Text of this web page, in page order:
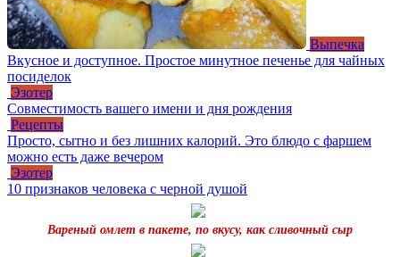
Выпечка
Вкусное и доступное. Простое минутное печенье для чайных
посиделок
Эзотер
Совместимость вашего имени и дня рождения
Рецепты
Просто, сытно и без лишних калорий. Это блюдо с фаршем
можно есть даже вечером
Эзотер
10 признаков человека с черной душой
Вареный омлет в пакете, по вкусу, как сливочный сыр